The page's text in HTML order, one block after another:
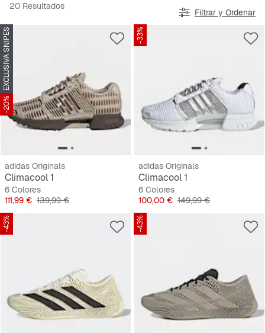
20 Resultados
Filtrar y Ordenar
EXCLUSIVA SNIPES
-20%
adidas Originals
Climacool 1
6 Colores
Precio
111,99 € Precio original
139,99 €
-33%
adidas Originals
Climacool 1
6 Colores
Precio
100,00 € Precio original
149,99 €
-43% -43%